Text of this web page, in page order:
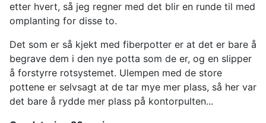
etter hvert, så jeg regner med det blir en runde til med
omplanting for disse to.
Det som er så kjekt med fiberpotter er at det er bare å
begrave dem i den nye potta som de er, og en slipper
å forstyrre rotsystemet. Ulempen med de store
pottene er selvsagt at de tar mye mer plass, så her var
det bare å rydde mer plass på kontorpulten...